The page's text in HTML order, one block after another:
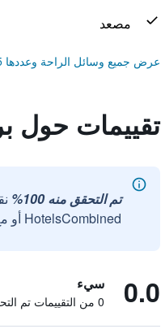
مصعد
عرض جميع وسائل الراحة وعددها 5
تقييمات حول
تم التحقق منه 100%
HotelsCombined أو مع شركائنا الخارجيين الموثوقين.
0.0 سيء
0 من التقييمات تم التحقق منها